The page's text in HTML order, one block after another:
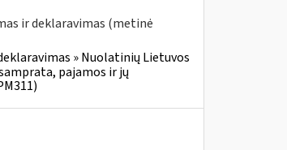
ir deklaravimas (metinė
» Nuolatinių Lietuvos
pajamos ir jų